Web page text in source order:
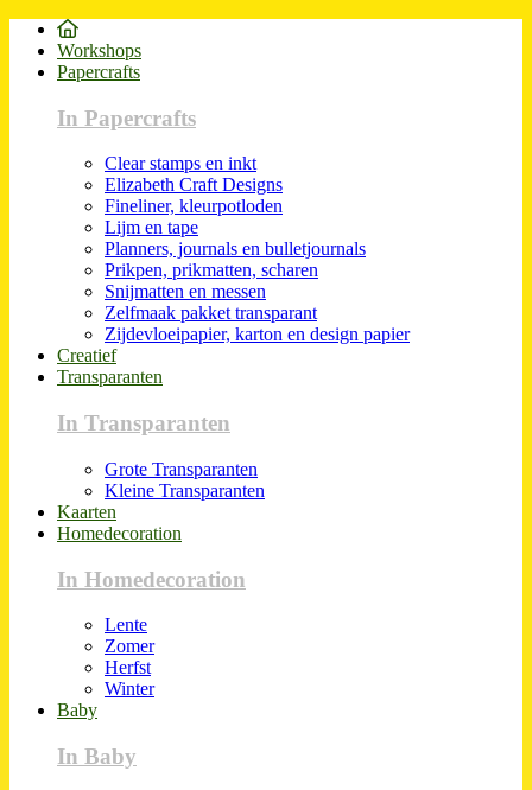
Workshops
Papercrafts
In Papercrafts
Clear stamps en inkt
Elizabeth Craft Designs
Fineliner, kleurpotloden
Lijm en tape
Planners, journals en bulletjournals
Prikpen, prikmatten, scharen
Snijmatten en messen
Zelfmaak pakket transparant
Zijdevloeipapier, karton en design papier
Creatief
Transparanten
In Transparanten
Grote Transparanten
Kleine Transparanten
Kaarten
Homedecoration
In Homedecoration
Lente
Zomer
Herfst
Winter
Baby
In Baby